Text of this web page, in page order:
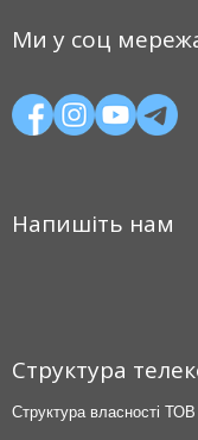
Ми у соц
Напишіть нам
Структура
Структура власності